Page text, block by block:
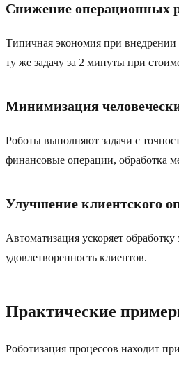
Снижение операционных
Типичная экономия при внедрении
ту же задачу за 2 минуты при
Минимизация
Роботы выполняют задачи с
финансовые операции, обработка
Улучшение клиентского
Автоматизация ускоряет
удовлетворенность клиентов.
Практические
Роботизация процессов находит